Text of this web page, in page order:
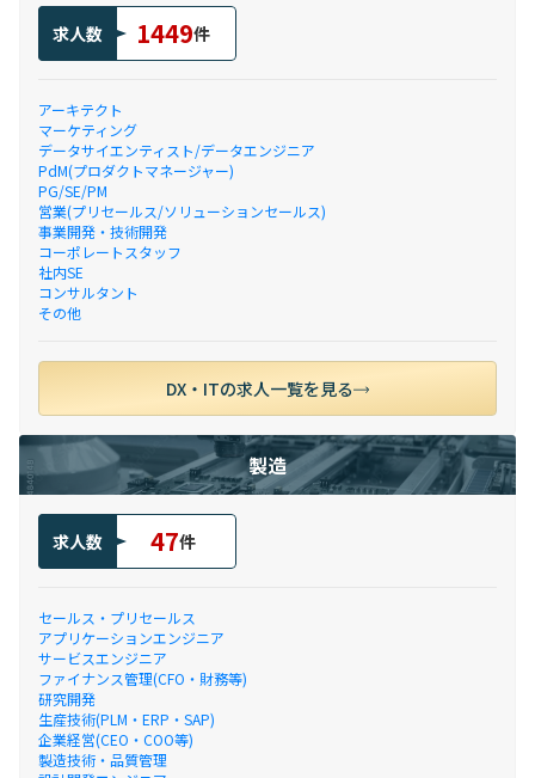
求人数 1449件
アーキテクト
マーケティング
データサイエンティスト/データエンジニア
PdM(プロダクトマネージャー)
PG/SE/PM
営業(プリセールス/ソリューションセールス)
事業開発・技術開発
コーポレートスタッフ
社内SE
コンサルタント
その他
DX・ITの求人一覧を見る
製造
求人数 47件
セールス・プリセールス
アプリケーションエンジニア
サービスエンジニア
ファイナンス管理(CFO・財務等)
研究開発
生産技術(PLM・ERP・SAP)
企業経営(CEO・COO等)
製造技術・品質管理